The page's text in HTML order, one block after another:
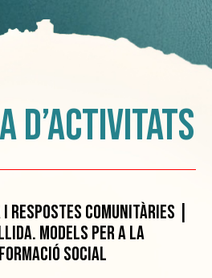
d’activitats
COMUNITÀRIES |
MODELS PER A LA
SOCIAL